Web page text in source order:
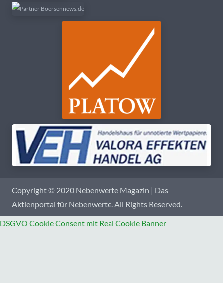
Copyright © 2020 Nebenwerte Magazin | Das
Aktienportal für Nebenwerte. All Rights Reserved.
DSGVO Cookie Consent mit Real Cookie Banner